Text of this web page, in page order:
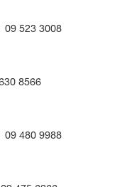
09 523 3008
8566
09 480 9988